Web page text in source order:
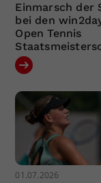
Einmarsch der
bei den
Open Tennis
01.07.2026